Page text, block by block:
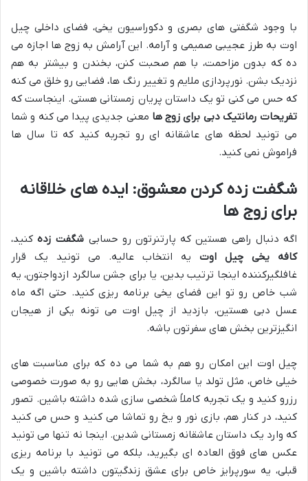
با وجود شگفتی های بصری و دکوراسیون یخی، فضای داخلی چیل
اوت به طرز عجیبی صمیمی و آرامه. این آرامش به زوج ها اجازه می
ده که بدون مزاحمت، با هم صحبت کنن، بخندن و بیشتر به هم
نزدیک بشن. نورپردازی ملایم و تغییر رنگ ها، فضایی رو خلق می کنه
که حس می کنی تو یک داستان پریان زمستانی هستی. اینجاست که
تفریحات رمانتیک دبی برای زوج ها معنی جدیدی پیدا می کنه و شما
می تونید لحظه های عاشقانه ای رو تجربه کنید که تا سال ها
فراموش نمی کنید.
شگفت زده کردن معشوق: ایده های خلاقانه
برای زوج ها
اگه دنبال راهی هستین که پارتنرتون رو حسابی شگفت زدهکنید،
کافه یخی چیل اوت یه انتخاب عالیه. می تونید یک قرار
غافلگیرکننده اینجا ترتیب بدین، یا برای جشن سالگرد ازدواجتون، یه
شب خاص رو تو این فضای یخی برنامه ریزی کنید. حتی اگه ماه
عسل دبی هستین، بازدید از چیل اوت می تونه یکی از هیجان
انگیزترین بخش های سفرتون باشه.
چیل اوت این امکان رو هم به شما می ده که برای مناسبت های
خیلی خاص، مثل تولد یا سالگرد، بخش هایی رو به صورت خصوصی
رزرو کنید و یک تجربه کاملاً شخصی سازی شده داشته باشین. تصور
کنید، در کنار هم، بازی نور و یخ رو تماشا می کنید و حس می کنید
که وارد یک داستان عاشقانه زمستانی شدین. اینجا نه تنها می تونید
عکس های فوق العاده ای بگیرید، بلکه می تونید با برنامه ریزی
قبلی، یه سورپرایز خاص برای عشق زندگیتون داشته باشین و یک